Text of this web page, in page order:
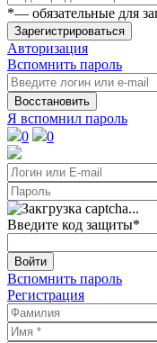
*— обязательные для
Зарегистрироваться
Авторизация
Вспомнить пароль
Восстановить
Я вспомнил пароль
0
0
Введите код защиты*
Войти
Вспомнить пароль
Регистрация